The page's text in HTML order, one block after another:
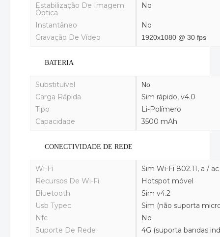
Estabilização De Imagem
Óptica
No
Instantâneo
No
Gravação De Vídeo
1920x1080 @ 30 fps
BATERIA
Substituível No
Carga Rápida
Sim rápido, v4.0
Tipo
Li-Polímero
Capacidade
3500 mAh
CONECTIVIDADE DE REDE
Wi-Fi
Sim Wi-Fi 802.11, a /
Recursos De Wi-Fi
Hotspot móvel
Bluetooth
Sim v4.2
Usb Typec
Sim (não suporta
Nfc
No
Suporte De Rede
4G (suporta bandas